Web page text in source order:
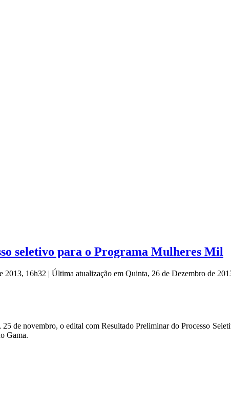
seletivo para o Programa Mulheres Mil
2013, 16h32 | Última atualização em Quinta, 26 de Dezembro de
de novembro, o edital com Resultado Preliminar do Processo
Gama.